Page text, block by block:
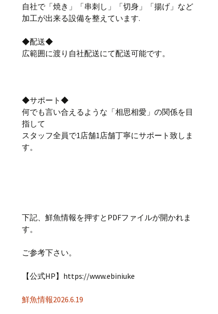
自社で「焼き」「串刺し」「切身」「揚げ」など
加工が出来る設備を整えています.
◆配送◆
広範囲に渡り自社配送にて配送可能です。
◆サポート◆
何でも言い合えるような「相思相愛」の関係を目
指して
スタッフ全員で1店舗1店舗丁寧にサポート致しま
す。
下記、鮮魚情報を押すとPDFファイルが開かれま
す。
ご参考下さい。
【公式HP】https://www.ebiniuke
鮮魚情報2026.6.19